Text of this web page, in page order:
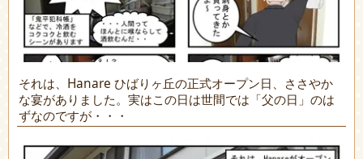
それは、Hanare ひばりヶ丘の正式オープン日、ささやか
な宴がありました。実はこの日は世間では「父の日」のは
ずなのですが・・・